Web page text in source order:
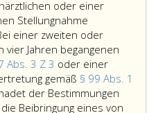
Eignung
anordnen.
Die
Behörde
hat
unbeschadet
der
Bestimmungen
oder einer
Stellungnahme
einer zweiten oder
Jahren begangenen
Abs. 3 Z 3 oder einer
gemäß § 99 Abs. 1
der Bestimmungen
Beibringung eines von